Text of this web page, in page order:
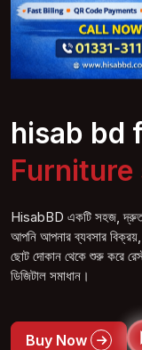
hisab bd
Furniture
HisabBD একটি সহজ, দ্রুত
আপনি আপনার ব্যবসার
ছোট দোকান থেকে শুরু করে
ডিজিটাল সমাধান।
Buy Now